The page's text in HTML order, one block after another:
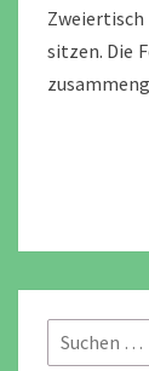
sitzen. Die
Suchen
nach: